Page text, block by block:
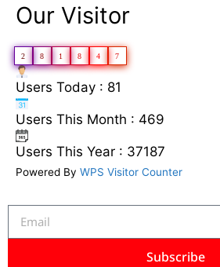
Our Visitor
2 8 1 8 4 7
Users Today : 81
Users This Month : 469
Users This Year : 37187
Powered By WPS Visitor Counter
Subscribe